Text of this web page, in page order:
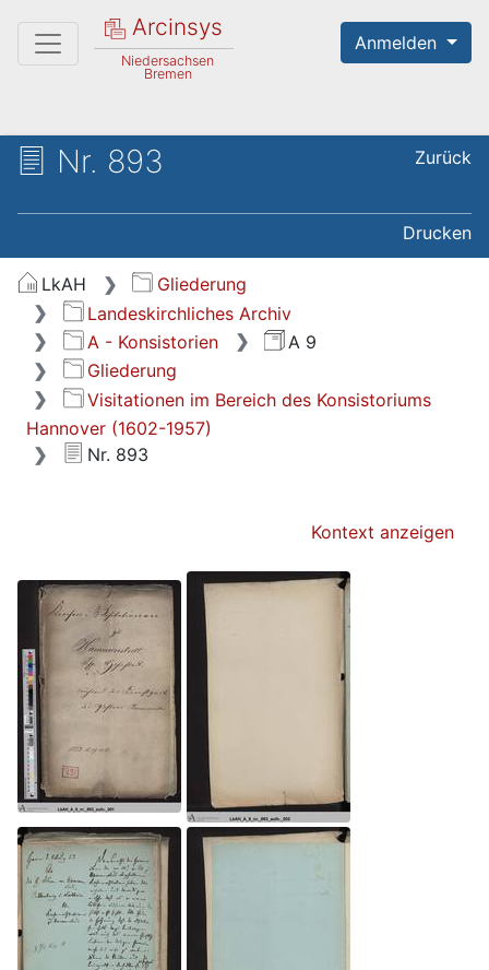
Arcinsys
Niedersachsen
Bremen
Anmelden
Nr. 893 Zurück
Drucken
LkAH
Gliederung
Landeskirchliches Archiv
A - Konsistorien
A 9
Gliederung
Visitationen im Bereich des Konsistoriums
Hannover (1602-1957)
Nr. 893
Kontext anzeigen